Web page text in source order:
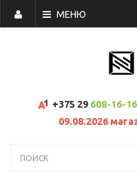
МЕНЮ
+375 29 608-16-16
09.08.2026